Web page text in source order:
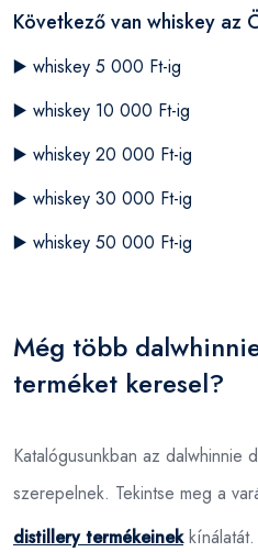
Következő van whiskey az
▶️ whiskey 5 000 Ft-ig
▶️ whiskey 10 000 Ft-ig
▶️ whiskey 20 000 Ft-ig
▶️ whiskey 30 000 Ft-ig
▶️ whiskey 50 000 Ft-ig
Még több
terméket keresel?
Katalógusunkban az dalwhinnie
szerepelnek. Tekintse meg a
distillery termékeinekkínálatát.